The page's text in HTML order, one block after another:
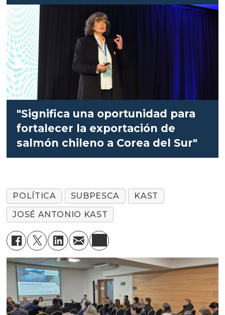
"Significa una oportunidad para
fortalecer la exportación de
salmón chileno a Corea del Sur"
POLÍTICA SUBPESCA
KAST
JOSÉ ANTONIO KAST